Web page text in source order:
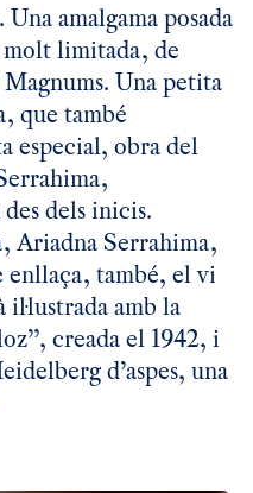
amalgama posada
limitada, de
Una petita
que també
especial, obra del
dels inicis.
Ariadna Serrahima,
enllaça, també, el vi
il·lustrada amb la
creada el 1942, i
d’aspes, una